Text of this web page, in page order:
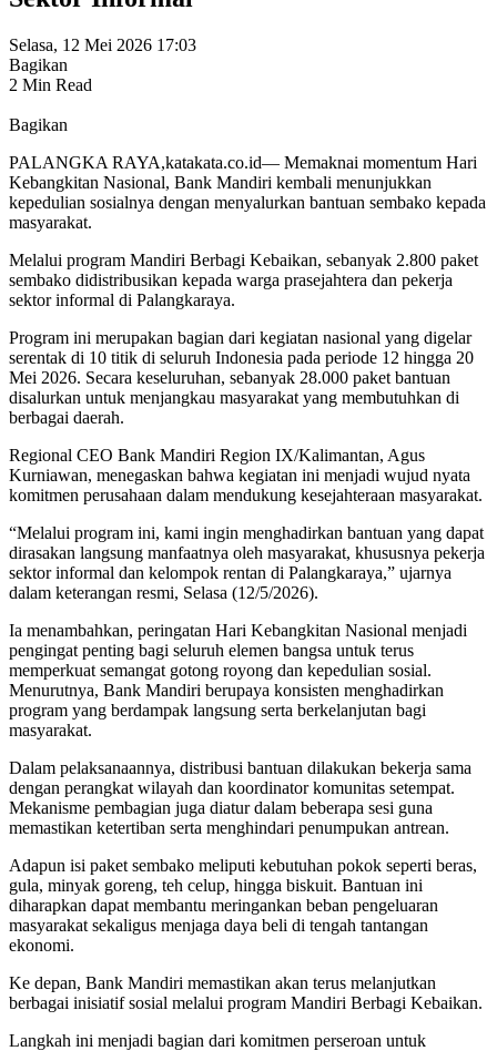
Selasa, 12 Mei 2026 17:03
Bagikan
2 Min Read
Bagikan
PALANGKA RAYA,katakata.co.id— Memaknai momentum Hari
Kebangkitan Nasional, Bank Mandiri kembali menunjukkan
kepedulian sosialnya dengan menyalurkan bantuan sembako kepada
masyarakat.
Melalui program Mandiri Berbagi Kebaikan, sebanyak 2.800 paket
sembako didistribusikan kepada warga prasejahtera dan pekerja
sektor informal di Palangkaraya.
Program ini merupakan bagian dari kegiatan nasional yang digelar
serentak di 10 titik di seluruh Indonesia pada periode 12 hingga 20
Mei 2026. Secara keseluruhan, sebanyak 28.000 paket bantuan
disalurkan untuk menjangkau masyarakat yang membutuhkan di
berbagai daerah.
Regional CEO Bank Mandiri Region IX/Kalimantan, Agus
Kurniawan, menegaskan bahwa kegiatan ini menjadi wujud nyata
komitmen perusahaan dalam mendukung kesejahteraan masyarakat.
“Melalui program ini, kami ingin menghadirkan bantuan yang dapat
dirasakan langsung manfaatnya oleh masyarakat, khususnya pekerja
sektor informal dan kelompok rentan di Palangkaraya,” ujarnya
dalam keterangan resmi, Selasa (12/5/2026).
Ia menambahkan, peringatan Hari Kebangkitan Nasional menjadi
pengingat penting bagi seluruh elemen bangsa untuk terus
memperkuat semangat gotong royong dan kepedulian sosial.
Menurutnya, Bank Mandiri berupaya konsisten menghadirkan
program yang berdampak langsung serta berkelanjutan bagi
masyarakat.
Dalam pelaksanaannya, distribusi bantuan dilakukan bekerja sama
dengan perangkat wilayah dan koordinator komunitas setempat.
Mekanisme pembagian juga diatur dalam beberapa sesi guna
memastikan ketertiban serta menghindari penumpukan antrean.
Adapun isi paket sembako meliputi kebutuhan pokok seperti beras,
gula, minyak goreng, teh celup, hingga biskuit. Bantuan ini
diharapkan dapat membantu meringankan beban pengeluaran
masyarakat sekaligus menjaga daya beli di tengah tantangan
ekonomi.
Ke depan, Bank Mandiri memastikan akan terus melanjutkan
berbagai inisiatif sosial melalui program Mandiri Berbagi Kebaikan.
Langkah ini menjadi bagian dari komitmen perseroan untuk